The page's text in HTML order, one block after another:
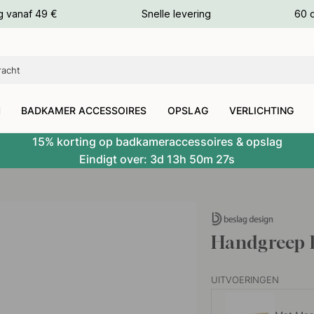
vanaf 49 € Snelle levering 60
BADKAMER ACCESSOIRES OPSLAG VERLICHTING
15% korting op badkameraccessoires & opslag
Eindigt over: 3d 13h 50m 26s
Handgreep
UITVOERINGEN